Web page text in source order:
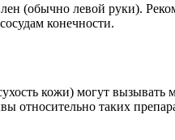
(обычно левой руки).
конечности.
кожи) могут вызывать
относительно таких